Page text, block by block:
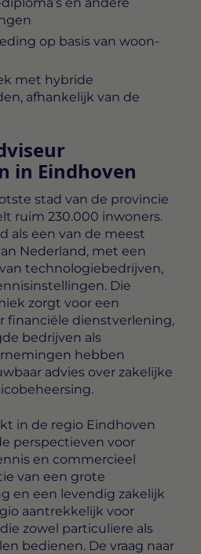
op basis van woon-
met hybride
afhankelijk van de
in Eindhoven
stad van de provincie
ruim 230.000 inwoners.
als een van de meest
Nederland, met een
technologiebedrijven,
Die
zorgt voor een
financiële dienstverlening,
bedrijven als
hebben
advies over zakelijke
in de regio Eindhoven
perspectieven voor
en commercieel
van een grote
en een levendig zakelijk
aantrekkelijk voor
zowel particuliere als
bedienen. De vraag naar